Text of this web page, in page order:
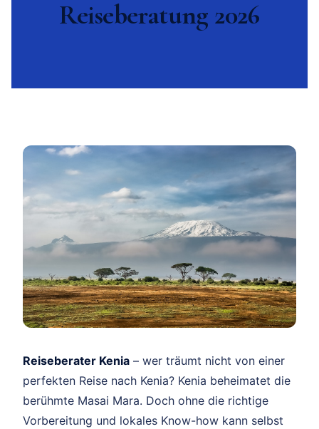
Reiseberatung 2026
Reiseberater Kenia – wer träumt nicht von einer
perfekten Reise nach Kenia? Kenia beheimatet die
berühmte Masai Mara. Doch ohne die richtige
Vorbereitung und lokales Know-how kann selbst